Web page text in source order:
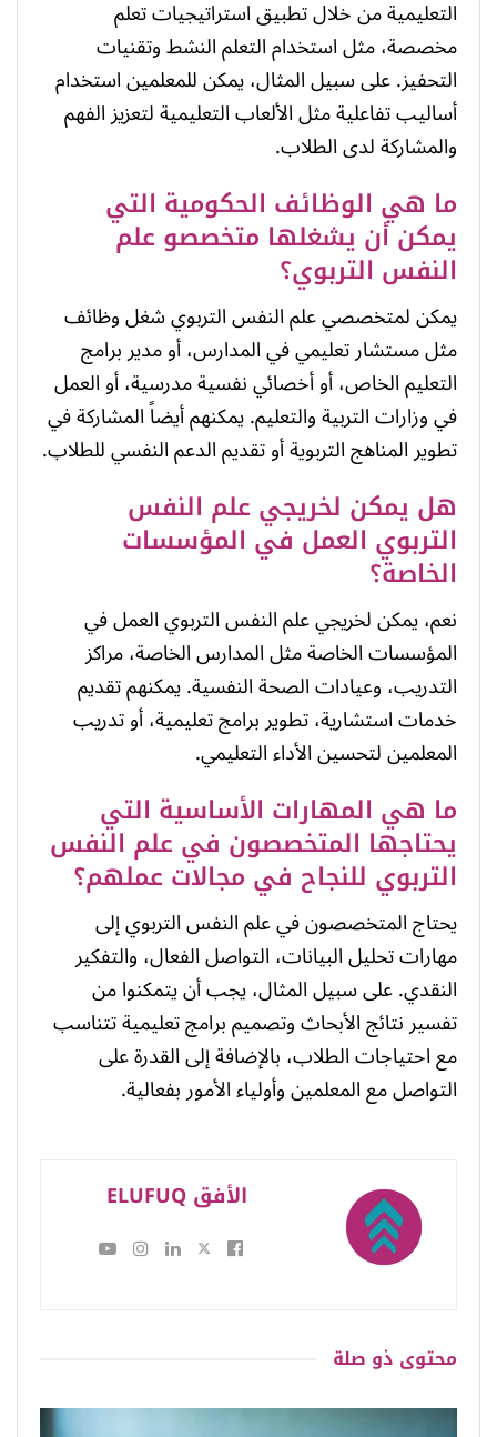
التعليمية من خلال تطبيق استراتيجيات تعلم
مخصصة، مثل استخدام التعلم النشط وتقنيات
التحفيز. على سبيل المثال، يمكن للمعلمين استخدام
أساليب تفاعلية مثل الألعاب التعليمية لتعزيز الفهم
والمشاركة لدى الطلاب.
ما هي الوظائف الحكومية التي
يمكن أن يشغلها متخصصو علم
النفس التربوي؟
يمكن لمتخصصي علم النفس التربوي شغل وظائف
مثل مستشار تعليمي في المدارس، أو مدير برامج
التعليم الخاص، أو أخصائي نفسية مدرسية، أو العمل
في وزارات التربية والتعليم. يمكنهم أيضاً المشاركة في
تطوير المناهج التربوية أو تقديم الدعم النفسي للطلاب.
هل يمكن لخريجي علم النفس
التربوي العمل في المؤسسات
الخاصة؟
نعم، يمكن لخريجي علم النفس التربوي العمل في
المؤسسات الخاصة مثل المدارس الخاصة، مراكز
التدريب، وعيادات الصحة النفسية. يمكنهم تقديم
خدمات استشارية، تطوير برامج تعليمية، أو تدريب
المعلمين لتحسين الأداء التعليمي.
ما هي المهارات الأساسية التي
يحتاجها المتخصصون في علم النفس
التربوي للنجاح في مجالات عملهم؟
يحتاج المتخصصون في علم النفس التربوي إلى
مهارات تحليل البيانات، التواصل الفعال، والتفكير
النقدي. على سبيل المثال، يجب أن يتمكنوا من
تفسير نتائج الأبحاث وتصميم برامج تعليمية تتناسب
مع احتياجات الطلاب، بالإضافة إلى القدرة على
التواصل مع المعلمين وأولياء الأمور بفعالية.
الأفق ELUFUQ
محتوى ذو صلة